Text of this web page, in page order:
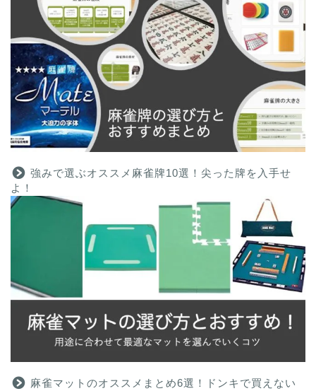
強みで選ぶオススメ麻雀牌10選！尖った牌を入手せ
よ！
麻雀マットのオススメまとめ6選！ドンキで買えない